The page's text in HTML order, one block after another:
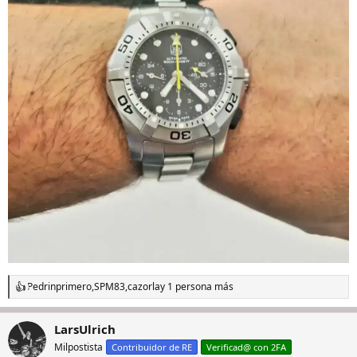
R
e
a
c
c
Pedrinprimero,SPM83,cazorlay 1 persona más
LarsUlrich
Milpostista Contribuidor de RE Verificad@ con 2FA